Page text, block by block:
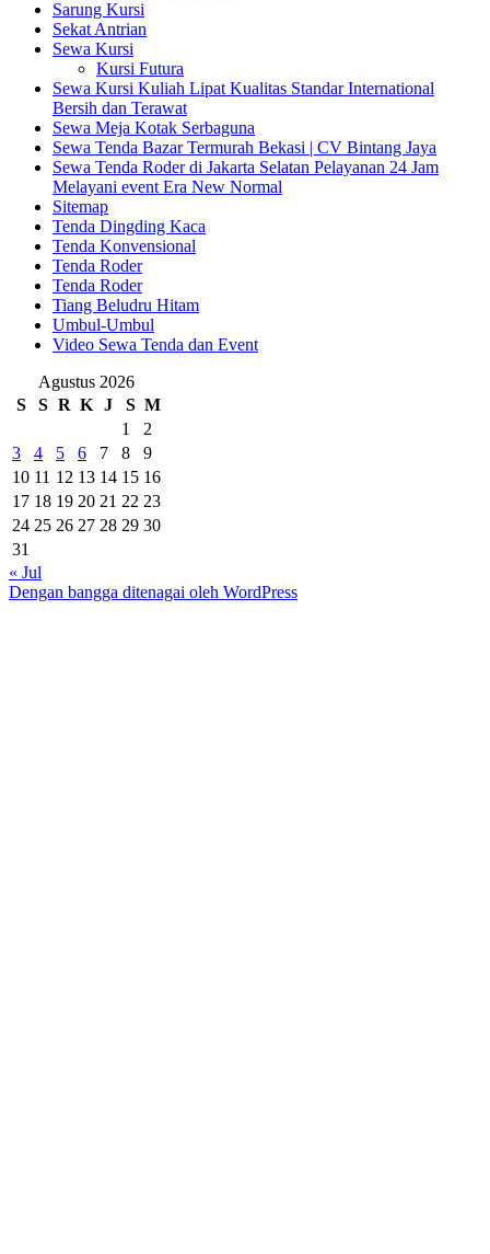
Sarung Kursi
Sekat Antrian
Sewa Kursi
Kursi Futura
Sewa Kursi Kuliah Lipat Kualitas Standar International
Bersih dan Terawat
Sewa Meja Kotak Serbaguna
Sewa Tenda Bazar Termurah Bekasi | CV Bintang Jaya
Sewa Tenda Roder di Jakarta Selatan Pelayanan 24 Jam
Melayani event Era New Normal
Sitemap
Tenda Dingding Kaca
Tenda Konvensional
Tenda Roder
Tenda Roder
Tiang Beludru Hitam
Umbul-Umbul
Video Sewa Tenda dan Event
Agustus 2026
S
S R K J S M
1
2
3
4 5 6 7 8
9
10 11 12 13 14 15 16
17 18 19 20 21 22 23
24 25 26 27 28 29 30
31
« Jul
Dengan bangga ditenagai oleh WordPress